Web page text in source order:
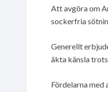
Att avgöra om
sockerfria
Generellt
äkta känsla
Fördelarna